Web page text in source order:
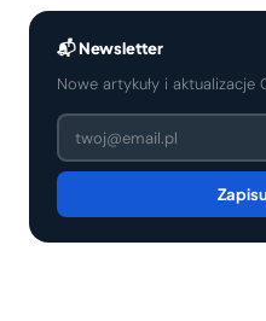
📬 Newsletter
Nowe artykuły i